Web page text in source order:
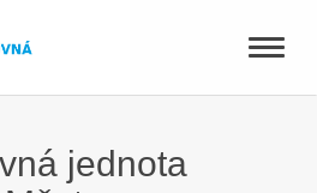
Toggle
jednota